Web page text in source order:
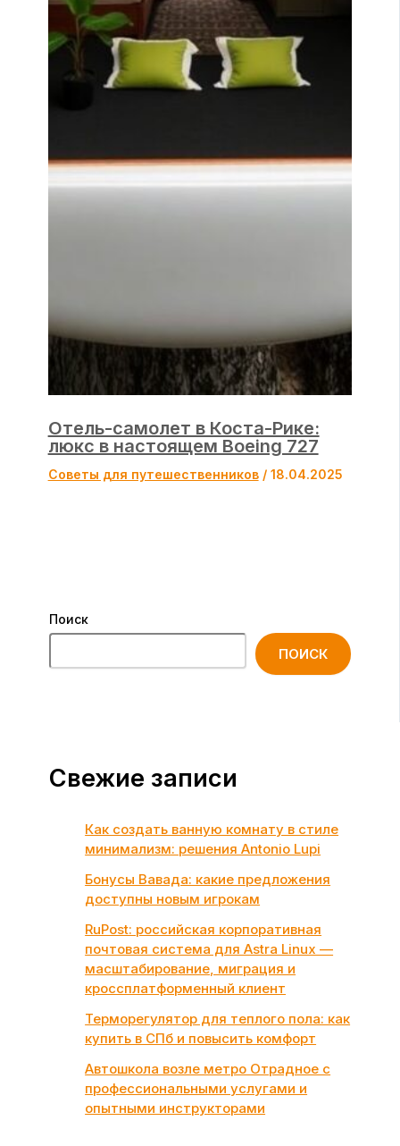
Отель-самолет в Коста-Рике:
люкс в настоящем Boeing 727
Советы для путешественников/ 18.04.2025
Поиск
ПОИСК
Свежие записи
Как создать ванную комнату в стиле
минимализм: решения Antonio Lupi
Бонусы Вавада: какие предложения
доступны новым игрокам
RuPost: российская корпоративная
почтовая система для Astra Linux —
масштабирование, миграция и
кроссплатформенный клиент
Терморегулятор для теплого пола: как
купить в СПб и повысить комфорт
Автошкола возле метро Отрадное с
профессиональными услугами и
опытными инструкторами